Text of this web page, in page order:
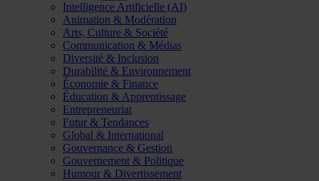
Intelligence Artificielle (AI)
Animation & Modération
Arts, Culture & Société
Communication & Médias
Diversité & Inclusion
Durabilité & Environnement
Économie & Finance
Éducation & Apprentissage
Entrepreneuriat
Futur & Tendances
Global & International
Gouvernance & Gestion
Gouvernement & Politique
Humour & Divertissement